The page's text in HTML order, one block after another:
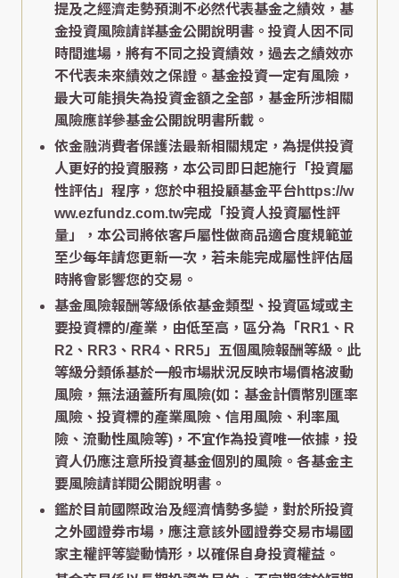
提及之經濟走勢預測不必然代表基金之績效，基
金投資風險請詳基金公開說明書。投資人因不同
時間進場，將有不同之投資績效，過去之績效亦
不代表未來績效之保證。基金投資一定有風險，
最大可能損失為投資金額之全部，基金所涉相關
風險應詳參基金公開說明書所載。
依金融消費者保護法最新相關規定，為提供投資
人更好的投資服務，本公司即日起施行「投資屬
性評估」程序，您於中租投顧基金平台https://w
ww.ezfundz.com.tw完成「投資人投資屬性評
量」，本公司將依客戶屬性做商品適合度規範並
至少每年請您更新一次，若未能完成屬性評估屆
時將會影響您的交易。
基金風險報酬等級係依基金類型、投資區域或主
要投資標的/產業，由低至高，區分為「RR1、R
R2、RR3、RR4、RR5」五個風險報酬等級。此
等級分類係基於一般市場狀況反映市場價格波動
風險，無法涵蓋所有風險(如：基金計價幣別匯率
風險、投資標的產業風險、信用風險、利率風
險、流動性風險等)，不宜作為投資唯一依據，投
資人仍應注意所投資基金個別的風險。各基金主
要風險請詳閱公開說明書。
鑑於目前國際政治及經濟情勢多變，對於所投資
之外國證券市場，應注意該外國證券交易市場國
家主權評等變動情形，以確保自身投資權益。